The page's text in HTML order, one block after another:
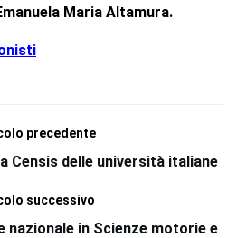
Maria Altamura.
precedente
Censis delle università italiane
successivo
in Scienze motorie e